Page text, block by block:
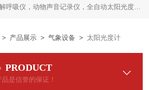
物声音记录仪，全自动太阳光度计，牛奶分析仪，牛奶体细胞测定仪，质构仪，高胶强度测定仪
> 产品展示 >气象设备 > 太阳光度计
PRODUCT
是信誉的保证！